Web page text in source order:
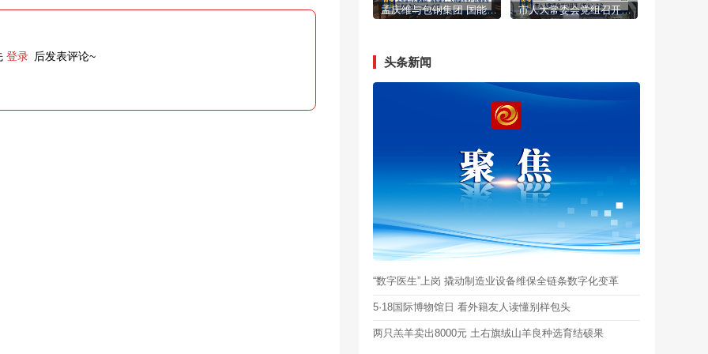
登录 后发表评论~
孟庆维与包钢集团 国能煤化工公司部分生产性服务业外埠协作企业一对一座谈 市人大常委会党组召开（扩大）会议
头条新闻
“数字医生”上岗 撬动制造业设备维保全链条数字化变革
5·18国际博物馆日 看外籍友人读懂别样包头
两只羔羊卖出8000元 土右旗绒山羊良种选育结硕果